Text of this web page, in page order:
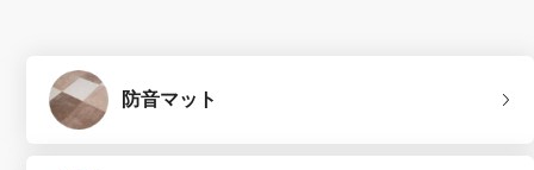
防音マット